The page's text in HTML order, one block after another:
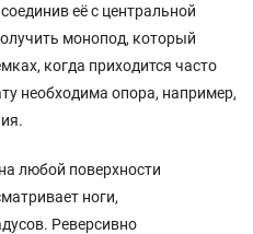
её с центральной
монопод, который
когда приходится часто
необходима опора, например,
любой поверхности
ноги,
Реверсивно